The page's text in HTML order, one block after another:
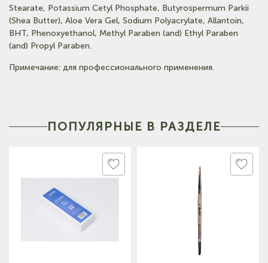
Stearate, Potassium Cetyl Phosphate, Butyrospermum Parkii
(Shea Butter), Aloe Vera Gel, Sodium Polyacrylate, Allantoin,
BHT, Phenoxyethanol, Methyl Paraben (and) Ethyl Paraben
(and) Propyl Paraben.
Примечание: для профессионального применения.
ПОПУЛЯРНЫЕ В РАЗДЕЛЕ